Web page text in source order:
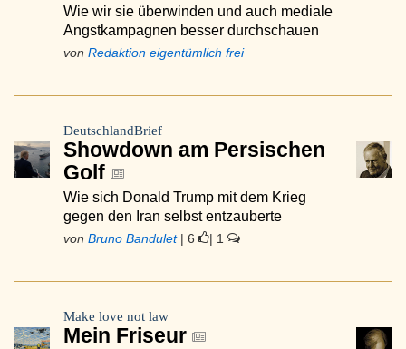
Wie wir sie überwinden und auch mediale
Angstkampagnen besser durchschauen
von Redaktion eigentümlich frei
DeutschlandBrief
Showdown am Persischen
Golf
Wie sich Donald Trump mit dem Krieg
gegen den Iran selbst entzauberte
von Bruno Bandulet| 6 | 1
Make love not law
Mein Friseur